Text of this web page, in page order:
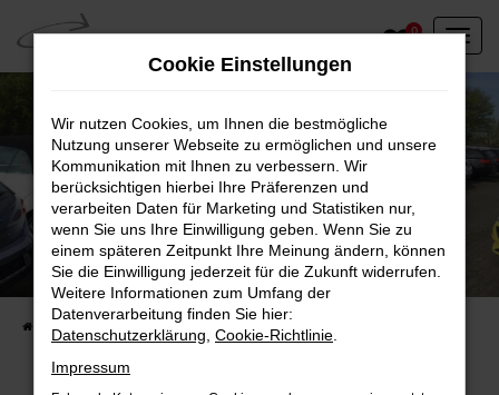
Zum
Hauptinhalt
springen
0
Unser Fahrzeugbestand vor Ort
Entdecken Sie unsere sofort verfügbaren
Fahrzeugangebote
Cookie Einstellungen
Wir nutzen Cookies, um Ihnen die bestmögliche
Nutzung unserer Webseite zu ermöglichen und unsere
Kommunikation mit Ihnen zu verbessern. Wir
berücksichtigen hierbei Ihre Präferenzen und
verarbeiten Daten für Marketing und Statistiken nur,
wenn Sie uns Ihre Einwilligung geben. Wenn Sie zu
einem späteren Zeitpunkt Ihre Meinung ändern, können
Sie die Einwilligung jederzeit für die Zukunft widerrufen.
Weitere Informationen zum Umfang der
Datenverarbeitung finden Sie hier:
Datenschutzerklärung Cookie-Richtlinie
Impressum